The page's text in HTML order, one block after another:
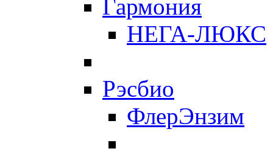
Гармония
НЕГА-ЛЮКС
Рэсбио
ФлерЭнзим